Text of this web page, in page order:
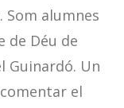
Som alumnes
de Déu de
Guinardó. Un
el